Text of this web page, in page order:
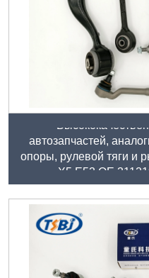
автозапчастей,
опоры, рулевой тяги и
X5 E53 OE